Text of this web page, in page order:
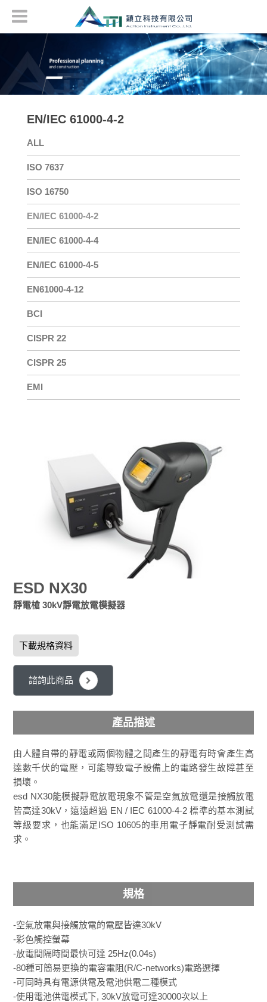
EN/IEC 61000-4-2
ALL
ISO 7637
ISO 16750
EN/IEC 61000-4-2
EN/IEC 61000-4-4
EN/IEC 61000-4-5
EN61000-4-12
BCI
CISPR 22
CISPR 25
EMI
ESD NX30
靜電槍 30kV靜電放電模擬器
下載規格資料
諮詢此商品
產品描述
由人體自帶的靜電或兩個物體之間產生的靜電有時會產生高
達數千伏的電壓，可能導致電子設備上的電路發生故障甚至
損壞。
esd NX30能模擬靜電放電現象不管是空氣放電還是接觸放電
皆高達30kV，遠遠超過 EN / IEC 61000-4-2 標準的基本測試
等級要求，也能滿足ISO 10605的車用電子靜電耐受測試需
求。
規格
-空氣放電與接觸放電的電壓皆達30kV
-彩色觸控螢幕
-放電間隔時間最快可達 25Hz(0.04s)
-80種可簡易更換的電容電阻(R/C-networks)電路選擇
-可同時具有電源供電及電池供電二種模式
-使用電池供電模式下, 30kV放電可達30000次以上